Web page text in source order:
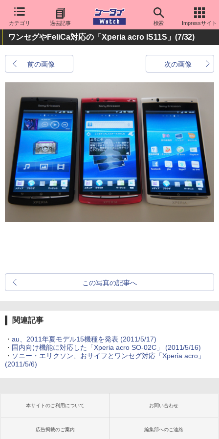
カテゴリ 過去記事 検索 Impressサイト
ワンセグやFeliCa対応の「Xperia acro IS11S」 (7/32)
前の画像 次の画像
この写真の記事へ
関連記事
・ au、2011年夏モデル15機種を発表 (2011/5/17)
・ 国内向け機能に対応した「Xperia acro SO-02C」
(2011/5/16)
・ ソニー・エリクソン、おサイフとワンセグ対応「Xperia acro」
(2011/5/6)
本サイトのご利用について お問い合わせ
広告掲載のご案内 編集部へのご連絡